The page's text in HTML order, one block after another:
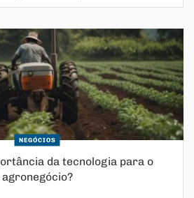
NEGÓCIOS
da tecnologia para o
agronegócio?